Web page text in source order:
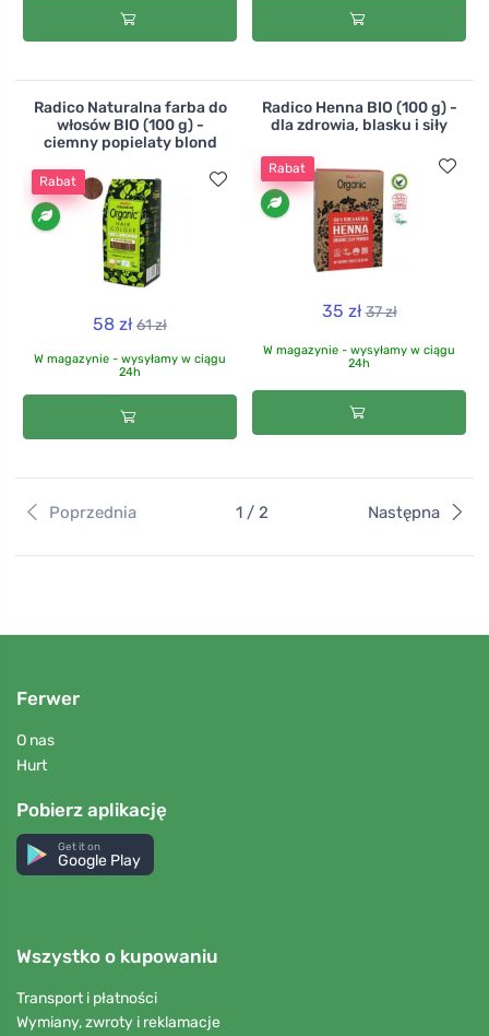
Radico Naturalna farba do
włosów BIO (100 g) -
ciemny popielaty blond
Rabat
58 zł 61 zł
W magazynie - wysyłamy w ciągu
24h
Radico Henna BIO (100 g) -
dla zdrowia, blasku i siły
Rabat
35 zł 37 zł
W magazynie - wysyłamy w ciągu
24h
Poprzednia 1 / 2 Następna
Ferwer
O nas
Hurt
Pobierz aplikację
Get it on
Google Play
Wszystko o kupowaniu
Transport i płatności
Wymiany, zwroty i reklamacje